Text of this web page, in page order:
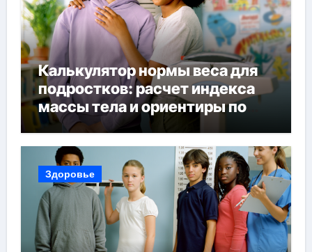
Калькулятор нормы веса для
подростков: расчет индекса
массы тела и ориентиры по
возрасту, росту и полу
Здоровье